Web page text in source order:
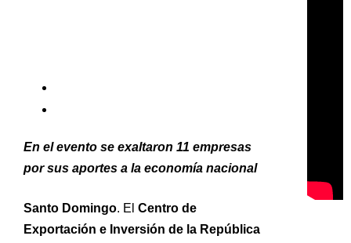
En el evento se exaltaron 11 empresas
por sus aportes a la economía nacional
Santo Domingo. El Centro de
Exportación e Inversión de la República